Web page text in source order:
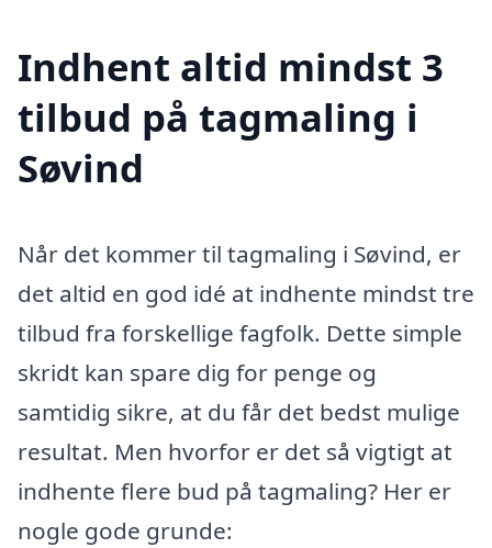
Indhent altid mindst 3
tilbud på tagmaling i
Søvind
Når det kommer til tagmaling i Søvind, er
det altid en god idé at indhente mindst tre
tilbud fra forskellige fagfolk. Dette simple
skridt kan spare dig for penge og
samtidig sikre, at du får det bedst mulige
resultat. Men hvorfor er det så vigtigt at
indhente flere bud på tagmaling? Her er
nogle gode grunde: